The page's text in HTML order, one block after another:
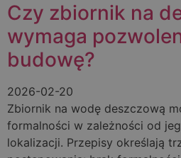
Czy zbiornik na
wymaga
budowę?
2026-02-20
Zbiornik na wodę deszczową
formalności w zależności od
lokalizacji. Przepisy określają